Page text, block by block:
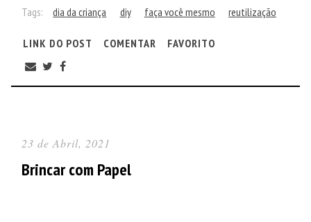
Tags: dia da criança diy faça você mesmo reutilização
LINK DO POST COMENTAR FAVORITO
23 de Abril, 2021
Brincar com Papel